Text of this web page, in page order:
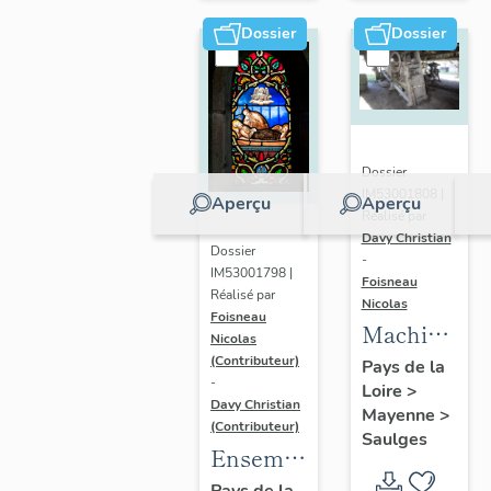
Grillon,
7 rue des
Deux-
Églises,
Saulges
Dossier
Aperçu
Dossier
IM53001798 |
Réalisé par
Foisneau
Nicolas
(Contributeur)
-
Davy Christian
(Contributeur)
Ensemble
Dossier
Aperçu
Dossier
IM53001808 |
Réalisé par
Davy Christian
-
Foisneau
Nicolas
Machine
à
égrener :
batteuse
- les
Pays de la
Loire >
Mayenne >
Saulges